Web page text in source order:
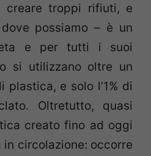
creare troppi rifiuti, e
possiamo – è un
e per tutti i suoi
si utilizzano oltre un
e solo l’1% di
Oltretutto, quasi
creato fino ad oggi
in circolazione: occorre